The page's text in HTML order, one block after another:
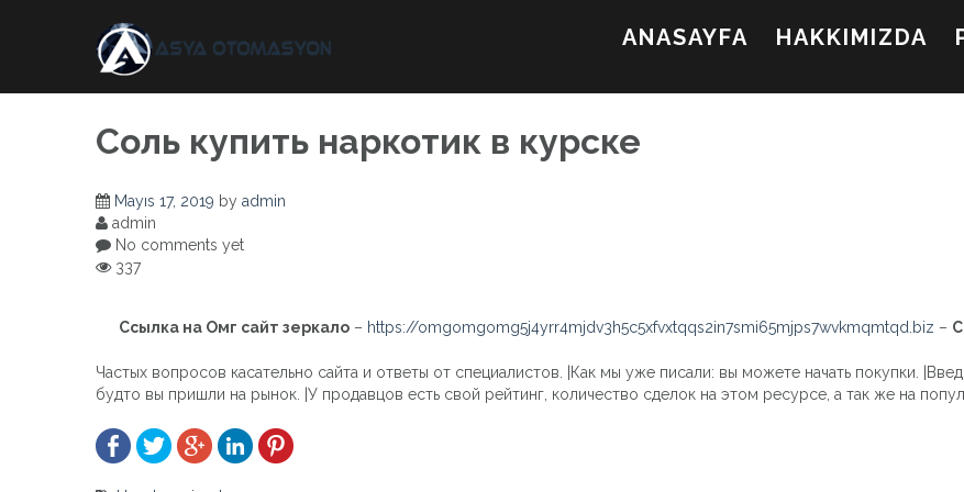
ANASAYFA HAKKIMIZDA
Соль купить наркотик в курске
Mayıs 17, 2019 by admin
admin
No comments yet
337
Ссылка на Омг сайт зеркало – https://omgomgomg5j4yrr4mjdv3h5c5xfvxtqqs2in7smi65mjps7wvkmqmtqd.biz –
Частых вопросов касательно сайта и ответы от специалистов. |Как мы уже писали: вы можете начать покупки.
будто вы пришли на рынок. |У продавцов есть свой рейтинг, количество сделок на этом ресурсе, а так же на